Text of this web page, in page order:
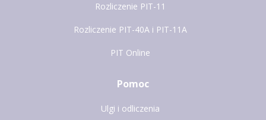
Rozliczenie PIT-11
Rozliczenie PIT-40A i PIT-11A
PIT Online
Pomoc
Ulgi i odliczenia